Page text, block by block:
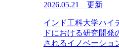
2026.05.21 更新
インド工科大学ハイ
ドにおける研究開発
されるイノベーショ